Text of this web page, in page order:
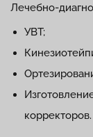
Лечебно-
УВТ;
корректоров.